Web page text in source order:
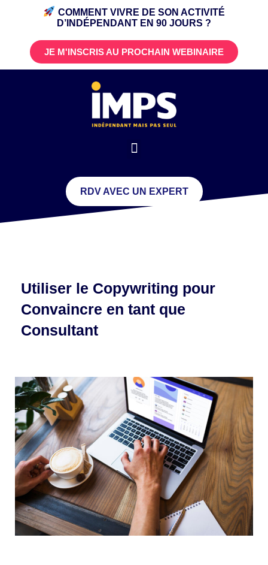
COMMENT VIVRE DE SON ACTIVITÉ
D’INDÉPENDANT EN 90 JOURS ?
JE M'INSCRIS AU PROCHAIN WEBINAIRE
RDV AVEC UN EXPERT
Utiliser le Copywriting pour
Convaincre en tant que
Consultant